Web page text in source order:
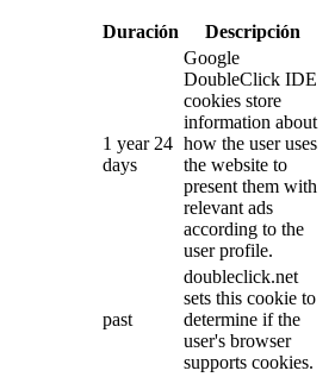
Duración Descripción
1 year 24
days
Google
DoubleClick IDE
cookies store
information about
how the user uses
the website to
present them with
relevant ads
according to the
user profile.
past
doubleclick.net
sets this cookie to
determine if the
user's browser
supports cookies.